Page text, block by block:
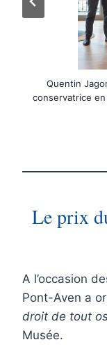
Portrait
Quentin
conservatrice
Intervention
Intervention
Intervention de
Erwan LeErwan
C.
Le prix
A l’occasion
Pont-Aven a
droit de tout
Musée.